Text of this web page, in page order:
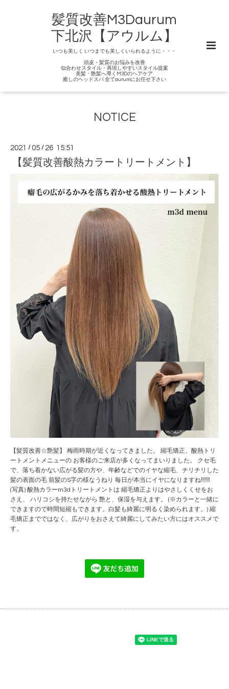
髪質改善M3Daurum
下北沢【アウルム】
いつも美しく いつまでも美しくいられるように・・・
頭皮・髪質のお悩みを改善
似合わせスタイル・再現しやすいスタイル提案
美髪・艶髪へ導くM3Dのヘアケア
癒しのヘッドスパ 全てaurumにお任せ下さい
NOTICE
2021 /05 / 26 15:51
【髪質改善酸熱カラートリートメント】
【髪質改善☆艶髪】 梅雨時期が近くなってきました。 縮毛矯正、酸熱トリ
ートメントメニューの お客様のご来店が多くなってまいりました。 クセ毛
で、落ち着かない広がる髪の方や、年齢などでのイヤな縮毛、チリチリした
髪の表面の毛 前髪のS字の様なうねり 毎日が本当にイヤになりますね‼︎‼︎‼︎
(写真) 酸熱カラーm3dトリートメントは 縮毛矯正よりはやさしくくせをお
さえ、 ハリコシを持たせながら 艶と、保湿を与えます。 (※カラーと一緒に
できますので時間短縮もできます。白髪も綺麗に明るく染められます。) 縮
毛矯正までではなく、広がりをおさえて綺麗にしてみたい方にはオススメで
す。